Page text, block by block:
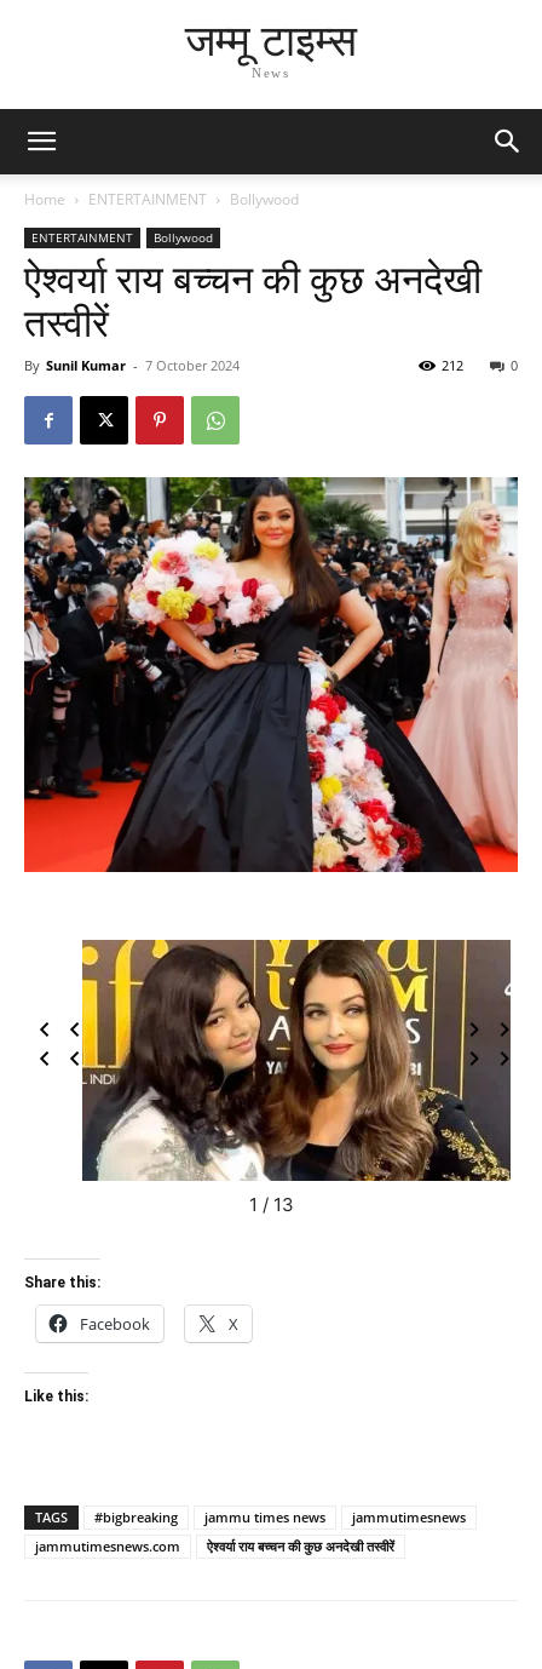
जम्मू टाइम्स
News
Home ENTERTAINMENT Bollywood
ENTERTAINMENT Bollywood
ऐश्वर्या राय बच्चन की कुछ अनदेखी
तस्वीरें
By Sunil Kumar - 7 October 2024 0
212
1 / 13
Share this:
Facebook X
Like this:
TAGS #bigbreaking jammu times news
jammutimesnews
jammutimesnews.com
ऐश्वर्या राय बच्चन की कुछ अनदेखी तस्वीरें